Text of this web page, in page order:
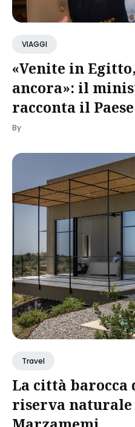
VIAGGI
«Venite in
ancora»: il
racconta il Paese
By
Travel
La città barocca
riserva naturale